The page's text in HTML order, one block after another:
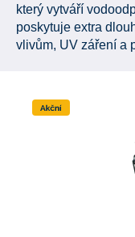
který vytváří
poskytuje extra
vlivům, UV záření a